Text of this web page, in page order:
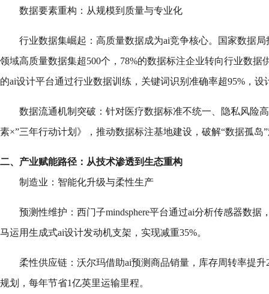
数据要素重构：从规模到质量与专业化
行业数据集崛起：高质量数据成为ai竞争核心。国家数据
领域高质量数据集超500个，78%的数据标注企业转向行业数据
的ai设计平台通过行业数据训练，关键词识别准确率超95%，设
数据流通机制突破：针对医疗数据标准不统一、隐私风险
素×”三年行动计划》，推动数据标注基地建设，破解“数据孤岛
二、产业赋能路径：从技术渗透到生态重构
制造业：智能化升级与柔性生产
预测性维护：西门子mindsphere平台通过ai分析传感器数据
马运用生成式ai设计发动机支架，实现减重35%。
柔性供应链：沃尔玛借助ai预测商品销量，库存周转率提升
规划，每年节省1亿英里运输里程。